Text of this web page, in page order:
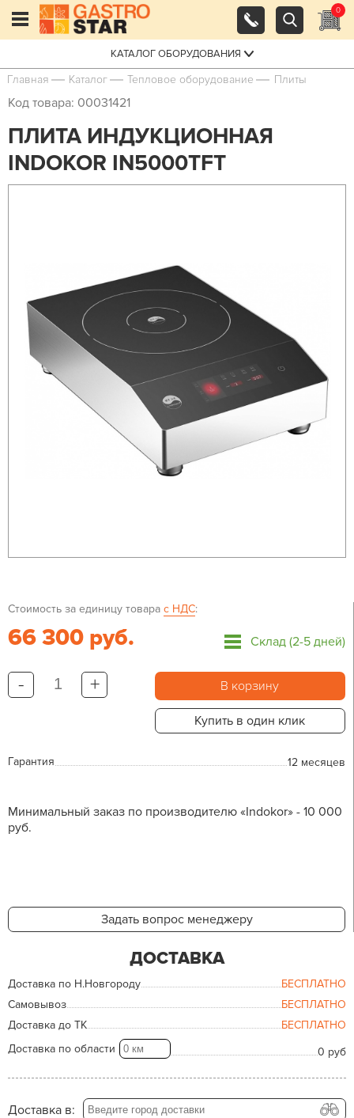
0
КАТАЛОГ ОБОРУДОВАНИЯ
Главная Каталог Тепловое оборудование Плиты
Код товара: 00031421
ПЛИТА ИНДУКЦИОННАЯ
INDOKOR IN5000TFT
Стоимость за единицу товара с НДС:
66 300 руб. Склад (2-5 дней)
- + В корзину
Купить в один клик
Гарантия 12 месяцев
Минимальный заказ по производителю «Indokor» - 10 000
руб.
Задать вопрос менеджеру
ДОСТАВКА
Доставка по Н.Новгороду
БЕСПЛАТНО
Самовывоз
БЕСПЛАТНО
Доставка до ТК
БЕСПЛАТНО
Доставка по области
0 руб
Доставка в: